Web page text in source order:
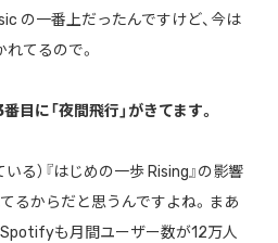
の一番上だったんですけど、今は
れてるので。
目に「夜間飛行」がきてます。
る）『はじめの一歩 Rising』の影響
るからだと思うんですよね。まあ
も月間ユーザー数が12万人